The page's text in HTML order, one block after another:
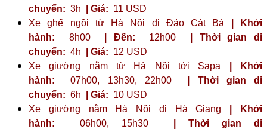
chuyển: 3h | Giá: 11 USD
Xe ghế ngồi từ Hà Nội đi Đảo Cát Bà
| Khởi
hành: 8h00 | Đến: 12h00
| Thời gian di
chuyển: 4h | Giá: 12 USD
Xe giường nằm từ Hà Nội tới Sapa
| Khởi
hành: 07h00, 13h30, 22h00
| Thời gian di
chuyển: 6h | Giá: 10 USD
Xe giường nằm Hà Nội đi Hà Giang
| Khởi
hành: 06h00, 15h30
| Thời gian di